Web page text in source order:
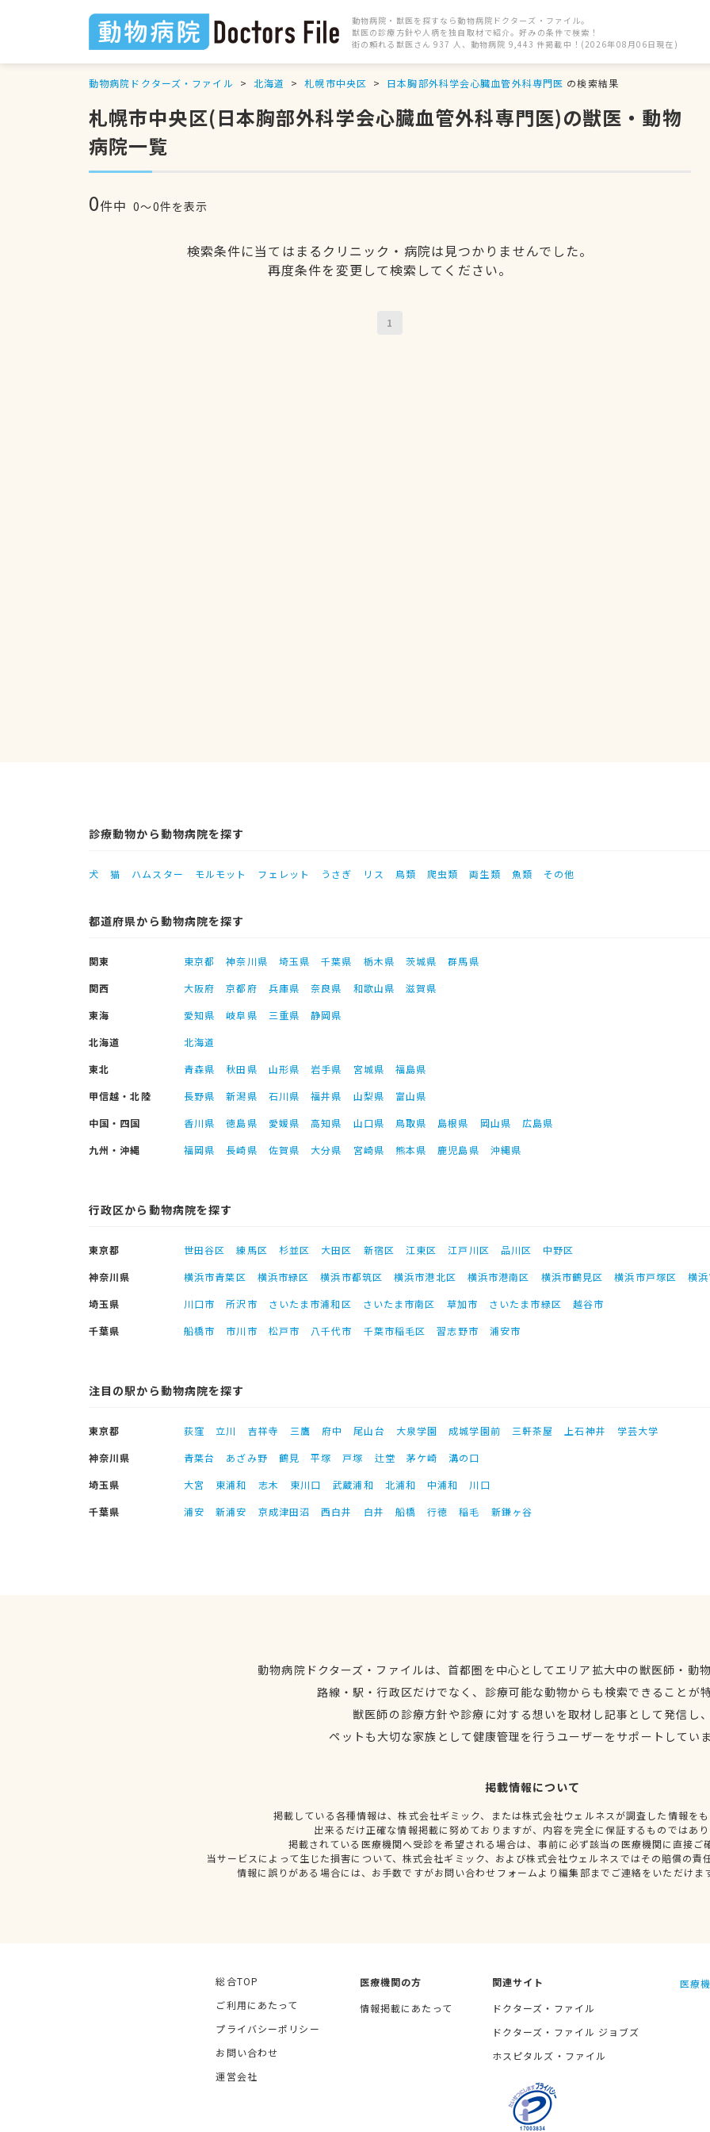
動物病院・獣医を探すなら動物病院ドクターズ・ファイル。
獣医の診療方針や人柄を独自取材で紹介。好みの条件で検索！
街の頼れる獣医さん 937 人、動物病院 9,443 件掲載中！(2026年08月06日現在)
動物病院ドクターズ・ファイル 北海道 札幌市中央区 日本胸部外科学会心臓血管外科専門医 の検索結果
札幌市中央区(日本胸部外科学会心臓血管外科専門医)の獣医・動物
病院一覧
0件中 0〜0件を表示
検索条件に当てはまるクリニック・病院は見つかりませんでした。
再度条件を変更して検索してください。
1
診療動物から動物病院を探す
犬 猫 ハムスター モルモット フェレット うさぎ リス 鳥類 爬虫類 両生類 魚類 その他
都道府県から動物病院を探す
関東 東京都 神奈川県 埼玉県 千葉県 栃木県 茨城県
群馬県
関西
大阪府 京都府 兵庫県 奈良県 和歌山県
滋賀県
東海
愛知県 岐阜県 三重県
静岡県
北海道
北海道
東北
青森県 秋田県 山形県 岩手県 宮城県
福島県
甲信越・北陸
長野県 新潟県 石川県 福井県 山梨県
富山県
中国・四国
香川県 徳島県 愛媛県 高知県 山口県 鳥取県 島根県 岡山県
広島県
九州・沖縄
福岡県 長崎県 佐賀県 大分県 宮崎県 熊本県 鹿児島県 沖縄県
行政区から動物病院を探す
東京都 世田谷区 練馬区 杉並区 大田区 新宿区 江東区 江戸川区 品川区
中野区
神奈川県
横浜市青葉区 横浜市緑区 横浜市都筑区 横浜市港北区 横浜市港南区 横浜市鶴見区 横浜市戸塚区
横
埼玉県
川口市 所沢市 さいたま市浦和区 さいたま市南区 草加市 さいたま市緑区
越谷市
千葉県
船橋市 市川市 松戸市 八千代市 千葉市稲毛区 習志野市 浦安市
注目の駅から動物病院を探す
東京都 荻窪 立川 吉祥寺 三鷹 府中 尾山台 大泉学園 成城学園前 三軒茶屋 上石神井
学芸大学
神奈川県
青葉台 あざみ野 鶴見 平塚 戸塚 辻堂 茅ケ崎
溝の口
埼玉県
大宮 東浦和 志木 東川口 武蔵浦和 北浦和 中浦和
川口
千葉県
浦安 新浦安 京成津田沼 西白井 白井 船橋 行徳 稲毛 新鎌ヶ谷
動物病院ドクターズ・ファイルは、首都圏を中心としてエリア拡大中の獣医師・動
路線・駅・行政区だけでなく、診療可能な動物からも検索できることが
獣医師の診療方針や診療に対する想いを取材し記事として発信し
ペットも大切な家族として健康管理を行うユーザーをサポートしてい
掲載情報について
掲載している各種情報は、株式会社ギミック、または株式会社ウェルネスが調査した情報を
出来るだけ正確な情報掲載に努めておりますが、内容を完全に保証するものではあ
掲載されている医療機関へ受診を希望される場合は、事前に必ず該当の医療機関に直接ご
当サービスによって生じた損害について、株式会社ギミック、および株式会社ウェルネスではその賠償の責
情報に誤りがある場合には、お手数ですがお問い合わせフォームより編集部までご連絡をいただけま
総合TOP
ご利用にあたって
プライバシーポリシー
お問い合わせ
運営会社
医療機関の方
情報掲載にあたって
関連サイト
ドクターズ・ファイル
ドクターズ・ファイル ジョブズ
ホスピタルズ・ファイル
医療